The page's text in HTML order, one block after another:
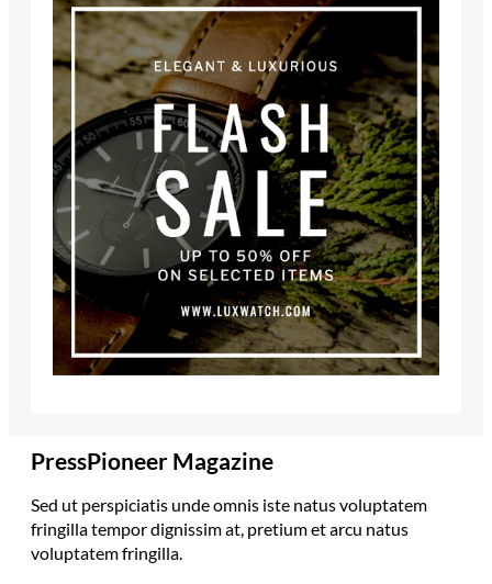
PressPioneer Magazine
Sed ut perspiciatis unde omnis iste natus voluptatem
fringilla tempor dignissim at, pretium et arcu natus
voluptatem fringilla.